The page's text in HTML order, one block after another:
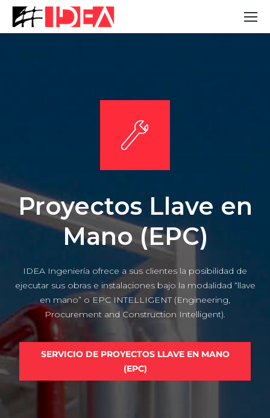
Proyectos Llave en
Mano (EPC)
IDEA Ingeniería ofrece a sus clientes la posibilidad de
ejecutar sus obras e instalaciones bajo la modalidad “llave
en mano” o EPC INTELLIGENT (Engineering,
Procurement and Construction Intelligent).
SERVICIO DE PROYECTOS LLAVE EN MANO
(EPC)